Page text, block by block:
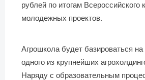
рублей по итогам Всероссийского
молодежных проектов.
Агрошкола будет базироваться на
одного из крупнейших
Наряду с образовательным